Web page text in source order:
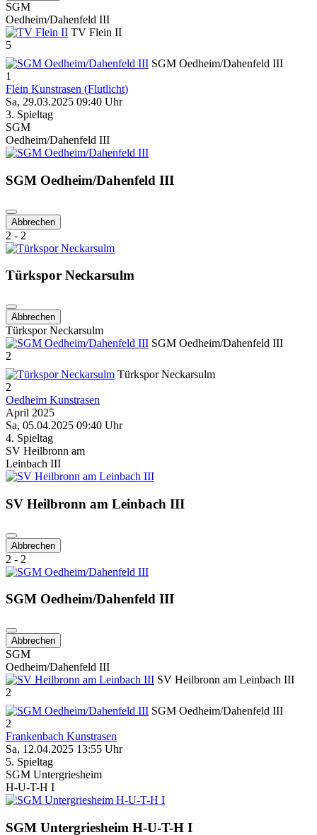
SGM
Oedheim/Dahenfeld III
TV Flein II
5
SGM Oedheim/Dahenfeld III
1
Flein Kunstrasen (Flutlicht)
Sa, 29.03.2025 09:40 Uhr
3. Spieltag
SGM
Oedheim/Dahenfeld III
SGM Oedheim/Dahenfeld III
Abbrechen
2 - 2
Türkspor Neckarsulm
Abbrechen
Türkspor Neckarsulm
SGM Oedheim/Dahenfeld III
2
Türkspor Neckarsulm
2
Oedheim Kunstrasen
April 2025
Sa, 05.04.2025 09:40 Uhr
4. Spieltag
SV Heilbronn am
Leinbach III
SV Heilbronn am Leinbach III
Abbrechen
2 - 2
SGM Oedheim/Dahenfeld III
Abbrechen
SGM
Oedheim/Dahenfeld III
SV Heilbronn am Leinbach III
2
SGM Oedheim/Dahenfeld III
2
Frankenbach Kunstrasen
Sa, 12.04.2025 13:55 Uhr
5. Spieltag
SGM Untergriesheim
H-U-T-H I
SGM Untergriesheim H-U-T-H I